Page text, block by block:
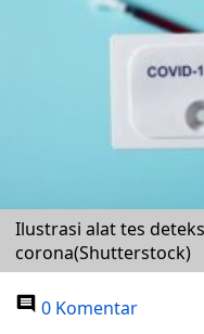
Ilustrasi alat tes
corona(Shutterstock)
0 Komentar